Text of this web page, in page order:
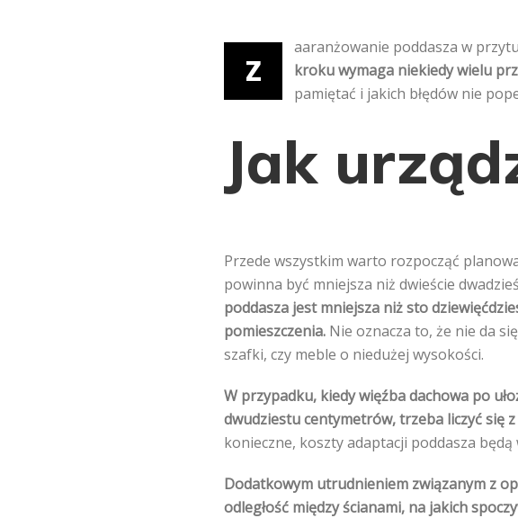
Z
aaranżowanie poddasza w
kroku wymaga niekiedy wielu
pamiętać i jakich błędów nie
Jak
Przede wszystkim warto rozpocząć
powinna być mniejsza niż dwieście
poddasza jest mniejsza niż sto
pomieszczenia. Nie oznacza to, że nie da
szafki, czy meble o niedużej wysokości.
W przypadku, kiedy więźba dachowa po
dwudziestu centymetrów, trzeba liczyć się
konieczne, koszty adaptacji poddasza
Dodatkowym utrudnieniem związanym z
odległość między ścianami, na jakich